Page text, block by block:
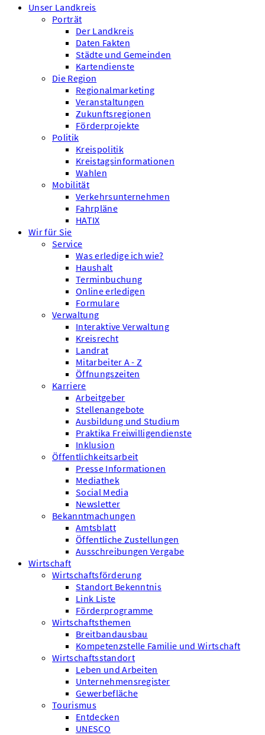
Unser Landkreis
Porträt
Der Landkreis
Daten Fakten
Städte und Gemeinden
Kartendienste
Die Region
Regionalmarketing
Veranstaltungen
Zukunftsregionen
Förderprojekte
Politik
Kreispolitik
Kreistagsinformationen
Wahlen
Mobilität
Verkehrsunternehmen
Fahrpläne
HATIX
Wir für Sie
Service
Was erledige ich wie?
Haushalt
Terminbuchung
Online erledigen
Formulare
Verwaltung
Interaktive Verwaltung
Kreisrecht
Landrat
Mitarbeiter A - Z
Öffnungszeiten
Karriere
Arbeitgeber
Stellenangebote
Ausbildung und Studium
Praktika Freiwilligendienste
Inklusion
Öffentlichkeitsarbeit
Presse Informationen
Mediathek
Social Media
Newsletter
Bekanntmachungen
Amtsblatt
Öffentliche Zustellungen
Ausschreibungen Vergabe
Wirtschaft
Wirtschaftsförderung
Standort Bekenntnis
Link Liste
Förderprogramme
Wirtschaftsthemen
Breitbandausbau
Kompetenzstelle Familie und Wirtschaft
Wirtschaftsstandort
Leben und Arbeiten
Unternehmensregister
Gewerbefläche
Tourismus
Entdecken
UNESCO